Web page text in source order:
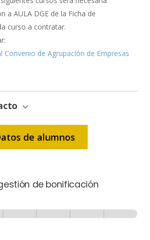
a AULA DGE de la Ficha de
curso a contratar.
Convenio de Agrupación de Empresas
de alumnos
de bonificación